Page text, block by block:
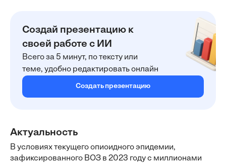
Создай презентацию к
своей работе с ИИ
Всего за 5 минут, по тексту или
теме, удобно редактировать онлайн
Создать презентацию
Актуальность
В условиях текущего опиоидного эпидемии,
зафиксированного ВОЗ в 2023 году с миллионами